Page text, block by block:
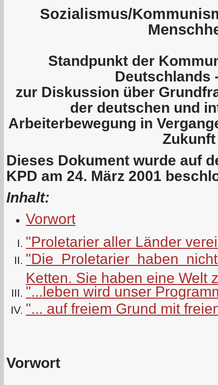
Sozialismus/
Standpunkt der
Deutschlands
zur Diskussion über
der deutschen und
Arbeiterbewegung in
Zukunft
Dieses Dokument wurde auf
KPD am 24. März 2001
Inhalt:
Vorwort
"Proletarier aller Länder
"Die Proletarier haben
Ketten. Sie haben eine Welt
"...leben wird unser
"... auf freiem Grund mit
Vorwort